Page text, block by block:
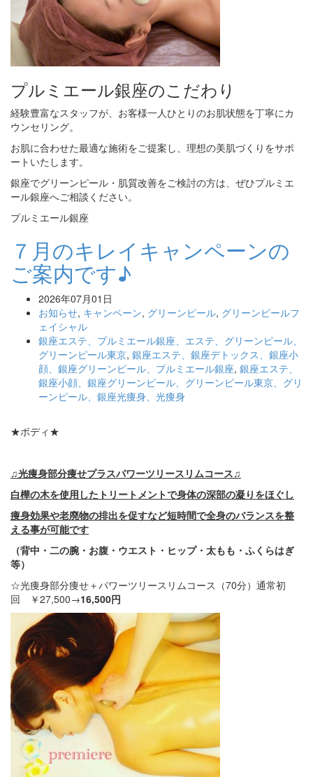
プルミエール銀座のこだわり
経験豊富なスタッフが、お客様一人ひとりのお肌状態を丁寧にカ
ウンセリング。
お肌に合わせた最適な施術をご提案し、理想の美肌づくりをサポ
ートいたします。
銀座でグリーンピール・肌質改善をご検討の方は、ぜひプルミエ
ール銀座へご相談ください。
プルミエール銀座
７月のキレイキャンペーンの
ご案内です♪
2026年07月01日
お知らせ, キャンペーン, グリーンピール, グリーンピールフ
ェイシャル
銀座エステ、プルミエール銀座、エステ、グリーンピール、
グリーンピール東京, 銀座エステ、銀座デトックス、銀座小
顔、銀座グリーンピール、プルミエール銀座, 銀座エステ、
銀座小顔、銀座グリーンピール、グリーンピール東京、グリ
ーンピール、銀座光痩身、光痩身
★ボディ★
♫光痩身部分痩せプラスパワーツリースリムコース♫
白樺の木を使用したトリートメントで身体の深部の凝りをほぐし
痩身効果や老廃物の排出を促すなど短時間で全身のバランスを整
える事が可能です
（背中・二の腕・お腹・ウエスト・ヒップ・太もも・ふくらはぎ
等）
☆光痩身部分痩せ＋パワーツリースリムコース（70分）通常初
回 ￥27,500→16,500円